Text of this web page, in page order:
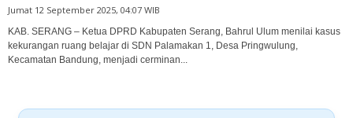
Jumat 12 September 2025, 04:07 WIB
KAB. SERANG – Ketua DPRD Kabupaten Serang, Bahrul Ulum menilai kasus
kekurangan ruang belajar di SDN Palamakan 1, Desa Pringwulung,
Kecamatan Bandung, menjadi cerminan...